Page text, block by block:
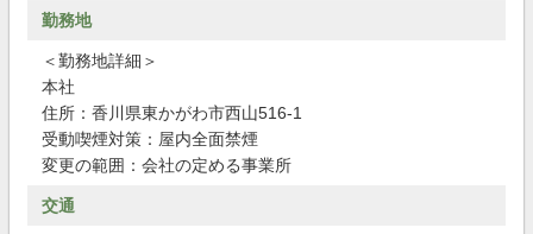
勤務地
＜勤務地詳細＞
本社
住所：香川県東かがわ市西山516-1
受動喫煙対策：屋内全面禁煙
変更の範囲：会社の定める事業所
交通